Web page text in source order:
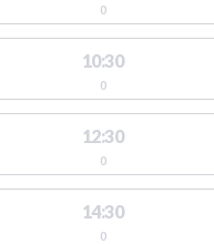
0
10:30
0
12:30
0
14:30
0